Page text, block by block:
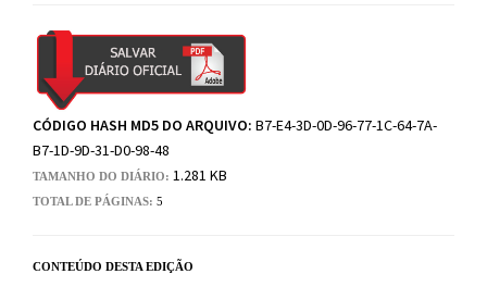
CÓDIGO HASH MD5 DO ARQUIVO: B7-E4-3D-0D-96-77-1C-64-7A-
B7-1D-9D-31-D0-98-48
TAMANHO DO DIÁRIO: 1.281 KB
TOTAL DE PÁGINAS: 5
CONTEÚDO DESTA EDIÇÃO